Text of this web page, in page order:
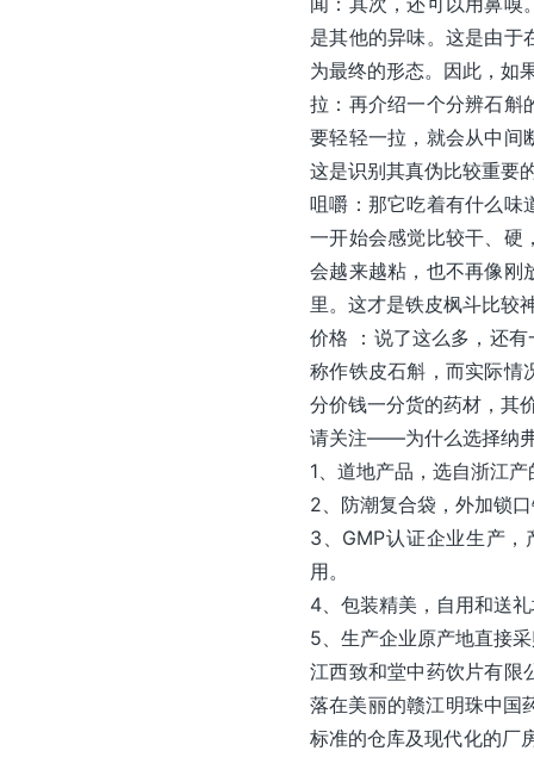
是其他的异味。这是由于
为最终的形态。因此，如
拉：再介绍一个分辨石斛
要轻轻一拉，就会从中间
这是识别其真伪比较重要
咀嚼：那它吃着有什么味
一开始会感觉比较干、硬
会越来越粘，也不再像刚
里。这才是铁皮枫斗比较
价格 ：说了这么多，还
称作铁皮石斛，而实际情
分价钱一分货的药材，其
请关注——为什么选择纳
1、道地产品，选自浙江
2、防潮复合袋，外加锁
3、GMP认证企业生产
用。
4、包装精美，自用和送
5、生产企业原产地直接
江西致和堂中药饮片有限
落在美丽的赣江明珠中国
标准的仓库及现代化的厂